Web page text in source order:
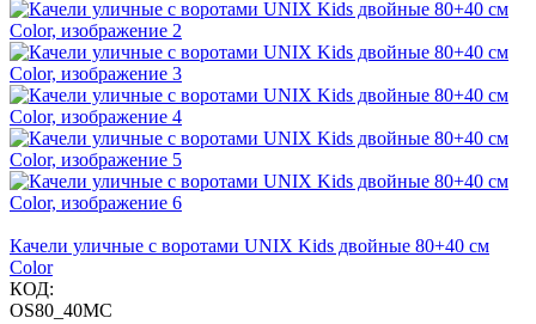
Качели уличные с воротами UNIX Kids двойные 80+40 см
Color
КОД:
OS80_40MC